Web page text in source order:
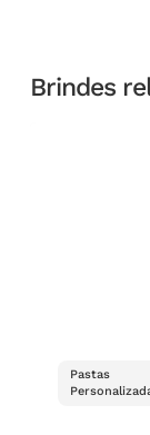
Brindes
Pastas